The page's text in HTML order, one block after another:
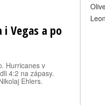
i Vegas a po
Hurricanes v
4:2 na zápasy.
Ehlers.